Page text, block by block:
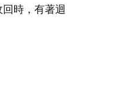
時，有著迴